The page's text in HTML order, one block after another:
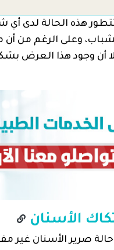
هذه الحالة لدى أي
وعلى الرغم
إلا أن وجود هذا العرض
الأسنان
صرير الأسنان غير